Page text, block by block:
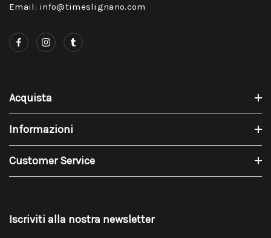
Email: info@timeslignano.com
Acquista
Informazioni
Customer Service
Iscriviti alla nostra newsletter